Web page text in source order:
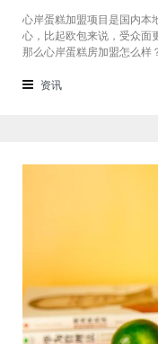
心岸蛋糕加盟项目是国内本
心，比起欧包来说，受众面
那么心岸蛋糕房加盟怎么样
要不就是流行可颂，怎么还
资讯